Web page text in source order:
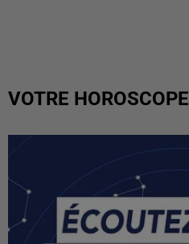
VOTRE HOROSCOPE